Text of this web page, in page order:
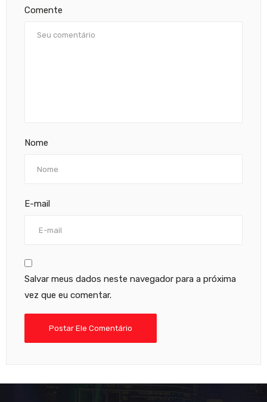
Comente
Nome
E-mail
Salvar meus dados neste navegador para a próxima
vez que eu comentar.